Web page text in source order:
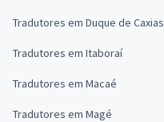
Tradutores em Duque de Caxias
Tradutores em Itaboraí
Tradutores em Macaé
Tradutores em Magé